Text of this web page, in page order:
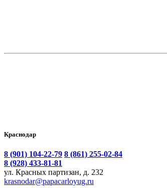
Краснодар
8 (901) 104-22-79 8 (861) 255-02-84
8 (928) 433-81-81
ул. Красных партизан, д. 232
krasnodar@papacarloyug.ru